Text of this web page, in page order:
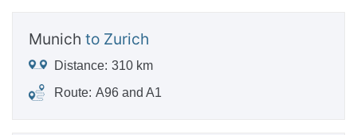
Munich to Zurich
Distance: 310 km
Route: A96 and A1